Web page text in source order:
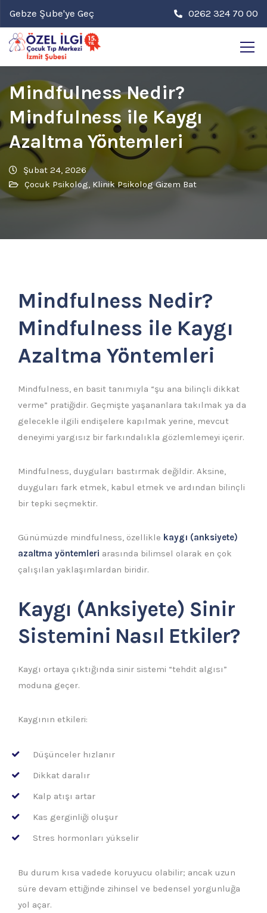
0262 324 70 00
Gebze Şube'ye Geç
Mindfulness Nedir?
Mindfulness ile Kaygı
Azaltma Yöntemleri
Şubat 24, 2026
Çocuk Psikolog, Klinik Psikolog Gizem Bat
Mindfulness Nedir?
Mindfulness ile Kaygı
Azaltma Yöntemleri
Mindfulness, en basit tanımıyla “şu ana bilinçli dikkat
verme” pratiğidir. Geçmişte yaşananlara takılmak ya da
gelecekle ilgili endişelere kapılmak yerine, mevcut
deneyimi yargısız bir farkındalıkla gözlemlemeyi içerir.
Mindfulness, duyguları bastırmak değildir. Aksine,
duyguları fark etmek, kabul etmek ve ardından bilinçli
bir tepki seçmektir.
Günümüzde mindfulness, özellikle kaygı (anksiyete)
azaltma yöntemleri arasında bilimsel olarak en çok
çalışılan yaklaşımlardan biridir.
Kaygı (Anksiyete) Sinir
Sistemini Nasıl Etkiler?
Kaygı ortaya çıktığında sinir sistemi “tehdit algısı”
moduna geçer.
Kaygının etkileri:
Düşünceler hızlanır
Dikkat daralır
Kalp atışı artar
Kas gerginliği oluşur
Stres hormonları yükselir
Bu durum kısa vadede koruyucu olabilir; ancak uzun
süre devam ettiğinde zihinsel ve bedensel yorgunluğa
yol açar.